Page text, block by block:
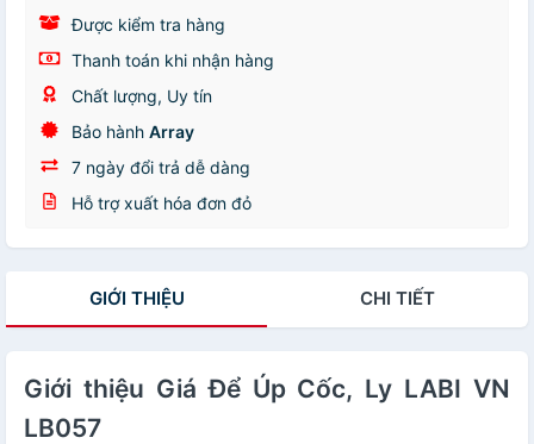
Được kiểm tra hàng
Thanh toán khi nhận hàng
Chất lượng, Uy tín
Bảo hành Array
7 ngày đổi trả dễ dàng
Hỗ trợ xuất hóa đơn đỏ
GIỚI THIỆU CHI TIẾT
Giới thiệu Giá Để Úp Cốc, Ly LABI VN
LB057